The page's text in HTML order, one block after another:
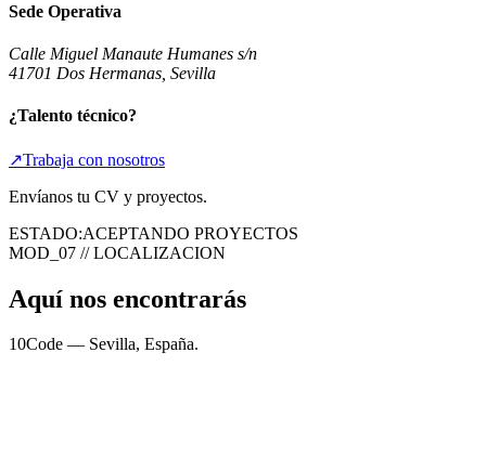
Sede Operativa
Calle Miguel Manaute Humanes s/n
41701 Dos Hermanas, Sevilla
¿Talento técnico?
↗Trabaja con nosotros
Envíanos tu CV y proyectos.
ESTADO:ACEPTANDO PROYECTOS
MOD_07 // LOCALIZACION
Aquí nos encontrarás
10Code — Sevilla, España.